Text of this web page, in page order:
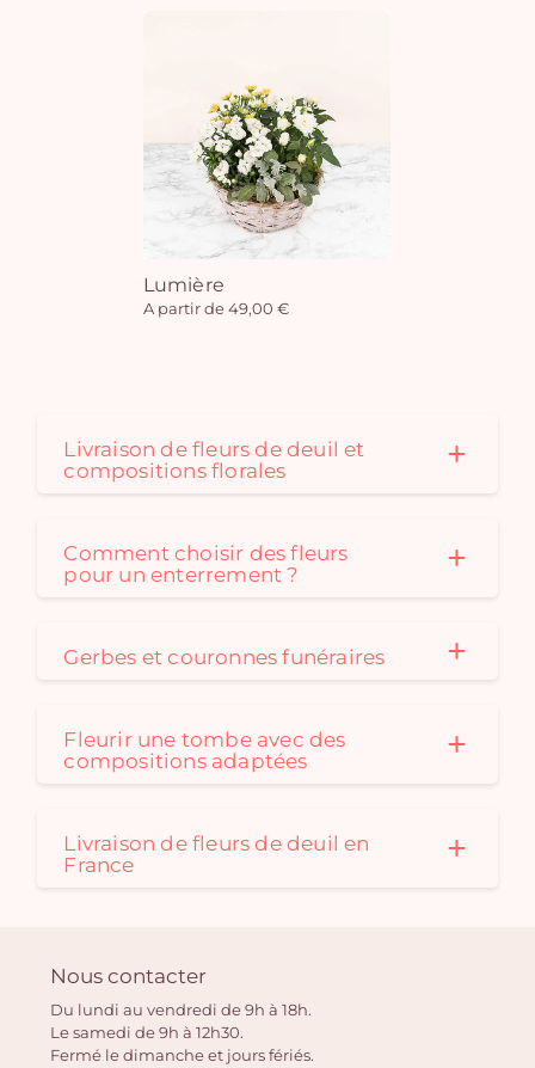
Lumière
A partir de 49,00 €
Livraison de fleurs de deuil et
compositions florales
Comment choisir des fleurs
pour un enterrement ?
Gerbes et couronnes funéraires
Fleurir une tombe avec des
compositions adaptées
Livraison de fleurs de deuil en
France
Nous contacter
Du lundi au vendredi de 9h à 18h.
Le samedi de 9h à 12h30.
Fermé le dimanche et jours fériés.